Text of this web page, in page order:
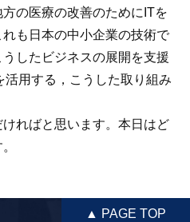
の医療の改善のためにITを
も日本の中小企業の技術で
したビジネスの展開を支援
用する，こうした取り組み
ればと思います。本日はど
▲ PAGE TOP